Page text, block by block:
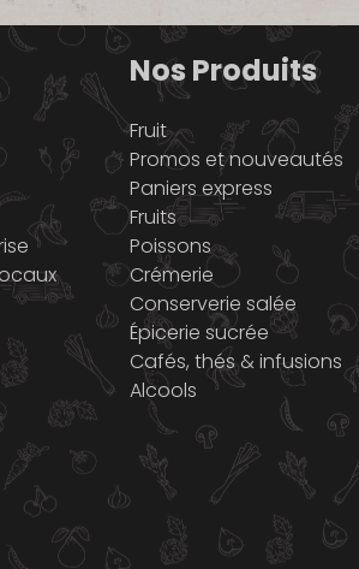
Nos Produits
Fruit
Promos et nouveautés
Paniers express
Fruits
Poissons
Crémerie
Conserverie salée
Épicerie sucrée
Cafés, thés & infusions
Alcools